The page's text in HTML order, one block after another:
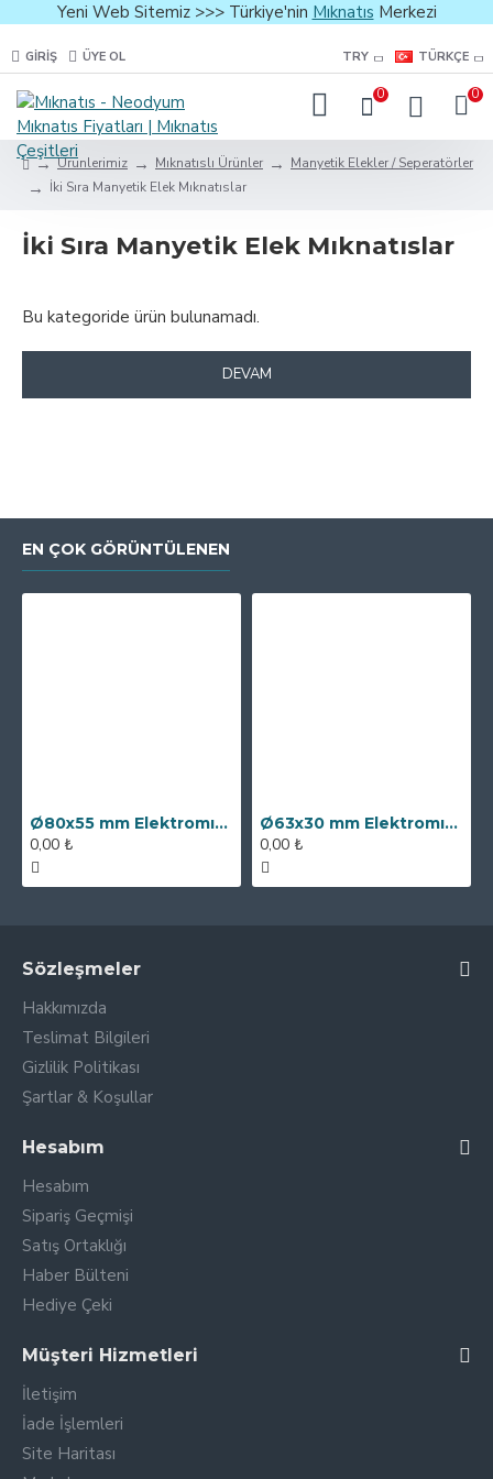
Yeni Web Sitemiz >>> Türkiye'nin Mıknatıs Merkezi
GIRIŞ ÜYE OL TRY TÜRKÇE
0 0
Ürünlerimiz Mıknatıslı Ürünler
Manyetik Elekler / Seperatörler
İki Sıra Manyetik Elek Mıknatıslar
İki Sıra Manyetik Elek Mıknatıslar
Bu kategoride ürün bulunamadı.
DEVAM
EN ÇOK GÖRÜNTÜLENEN
Ø80x55 mm Elektromıknatıs - 250 kg Çekim Gücü
0,00 ₺
Ø63x30 mm Elektromıknatıs - 100 kg Çekim Gücü
0,00 ₺
Sözleşmeler
Hakkımızda
Teslimat Bilgileri
Gizlilik Politikası
Şartlar & Koşullar
Hesabım
Hesabım
Sipariş Geçmişi
Satış Ortaklığı
Haber Bülteni
Hediye Çeki
Müşteri Hizmetleri
İletişim
İade İşlemleri
Site Haritası